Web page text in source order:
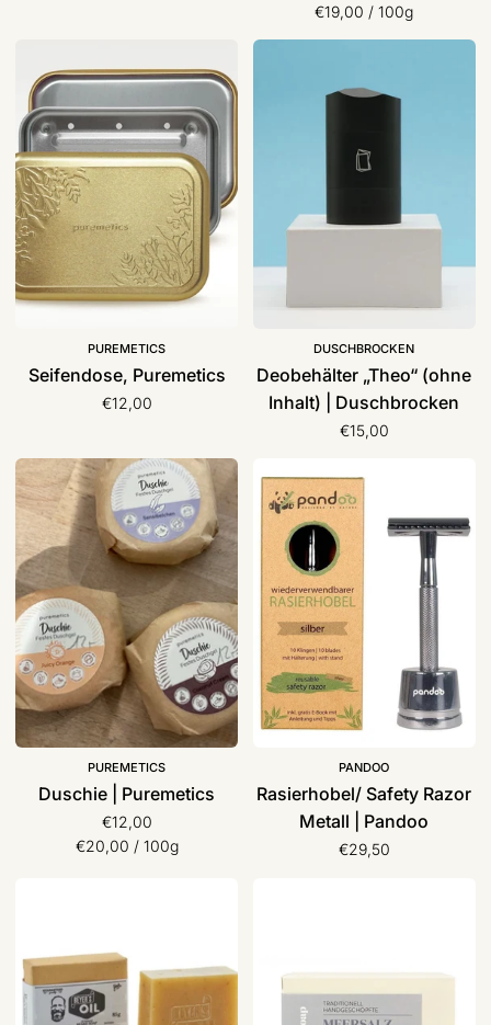
Stückpreis
€19,00 /pro
100g
Puremetics
PUREMETICS
Seifendose, Puremetics
€12,00
Deobehälter
DUSCHBROCKEN
Deobehälter „Theo“ (ohne
Inhalt) | Duschbrocken
€15,00
Duschie
|
Puremetics
PUREMETICS
Duschie | Puremetics
€12,00
Stückpreis
€20,00 /pro
100g
Safety
Razor
Metall
Pandoo
PANDOO
Rasierhobel/ Safety Razor
Metall | Pandoo
€29,50
Beyer‘s
Oil